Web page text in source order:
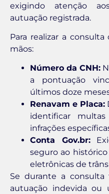
exigindo atenção
autuação registrada.
Para realizar a
mãos:
Número da CNH:
a pontuação
últimos doze
Renavam e Placa:
identificar
infrações
Conta Gov.br:
seguro ao
eletrônicas de
Se durante a
autuação indevida ou